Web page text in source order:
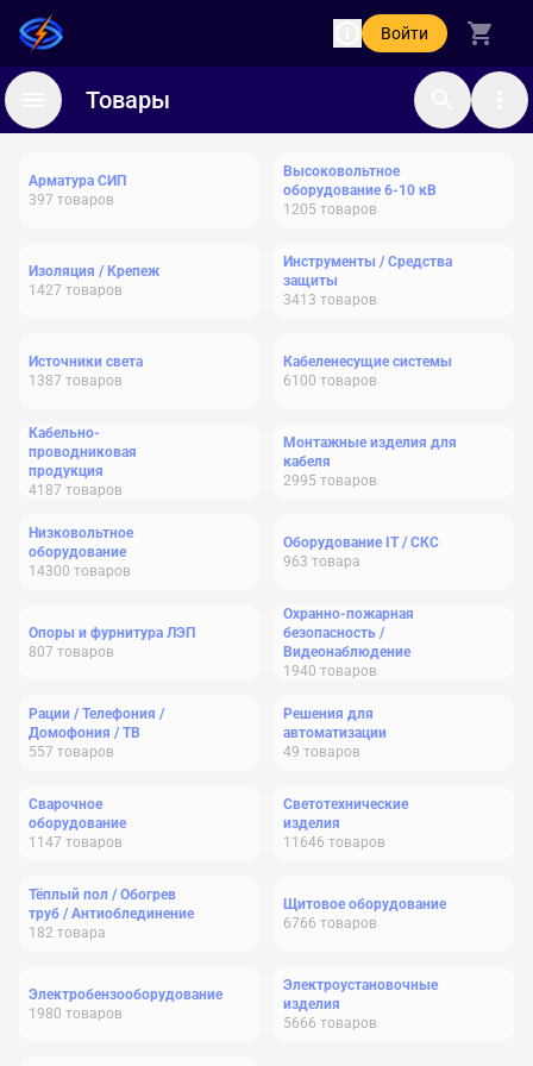
Войти
Товары
Арматура СИП
397 товаров
Высоковольтное
оборудование 6-10 кВ
1205 товаров
Изоляция / Крепеж
1427 товаров
Инструменты / Средства
защиты
3413 товаров
Источники света
1387 товаров
Кабеленесущие системы
6100 товаров
Кабельно-
проводниковая
продукция
4187 товаров
Монтажные изделия для
кабеля
2995 товаров
Низковольтное
оборудование
14300 товаров
Оборудование IT / СКС
963 товара
Опоры и фурнитура ЛЭП
807 товаров
Охранно-пожарная
безопасность /
Видеонаблюдение
1940 товаров
Рации / Телефония /
Домофония / ТВ
557 товаров
Решения для
автоматизации
49 товаров
Сварочное
оборудование
1147 товаров
Светотехнические
изделия
11646 товаров
Тёплый пол / Обогрев
труб / Антиоблединение
182 товара
Щитовое оборудование
6766 товаров
Электробензооборудование
1980 товаров
Электроустановочные
изделия
5666 товаров